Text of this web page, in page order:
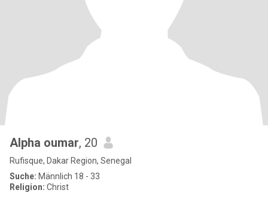
Alpha oumar, 20
Rufisque, Dakar Region, Senegal
Suche: Männlich 18 - 33
Religion: Christ